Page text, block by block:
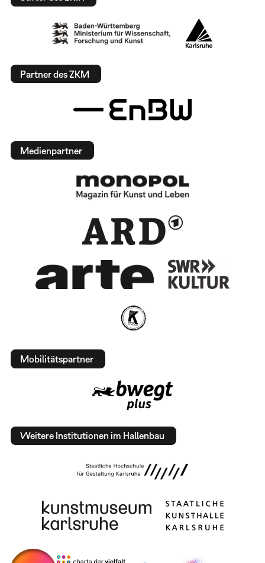
Partner des ZKM
Medienpartner
Mobilitätspartner
Weitere Institutionen im Hallenbau